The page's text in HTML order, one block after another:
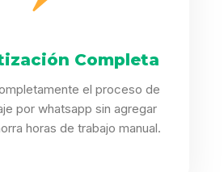
Completa
el proceso de
por whatsapp sin agregar
horas de trabajo manual.